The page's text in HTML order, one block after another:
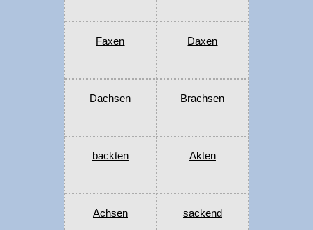
Faxen Daxen
Dachsen Brachsen
backten Akten
Achsen sackend